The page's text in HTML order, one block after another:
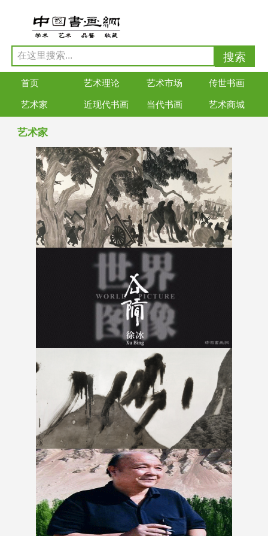
首页 艺术理论 艺术市场 传世书画
艺术家 近现代书画 当代书画 艺术商城
艺术家